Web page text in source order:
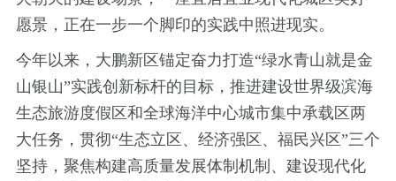
愿景，正在一步一个脚印的实践中照进现实。
今年以来，大鹏新区锚定奋力打造“绿水青山就是金
山银山”实践创新标杆的目标，推进建设世界级滨海
生态旅游度假区和全球海洋中心城市集中承载区两
大任务，贯彻“生态立区、经济强区、福民兴区”三个
坚持，聚焦构建高质量发展体制机制、建设现代化